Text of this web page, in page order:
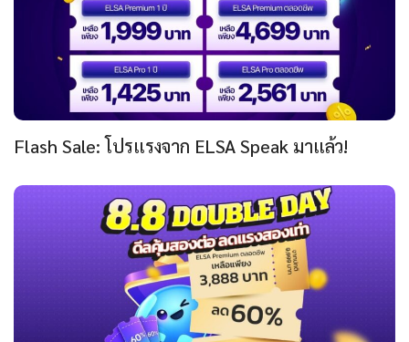
Flash Sale: โปรแรงจาก ELSA Speak มาแล้ว!